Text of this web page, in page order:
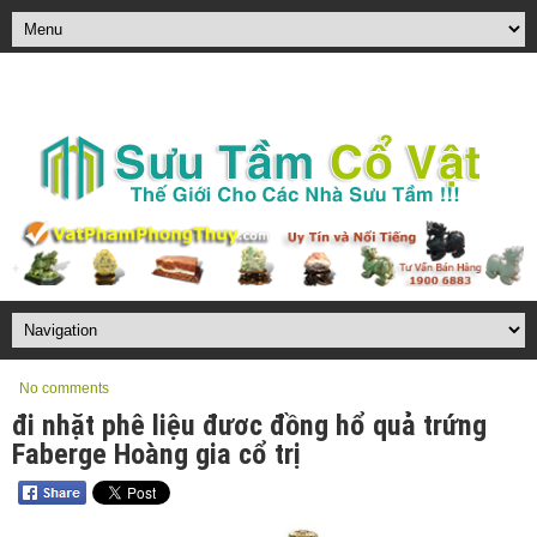
No comments
đi nhặt phê liệu đươc đồng hổ quả trứng
Faberge Hoàng gia cổ trị